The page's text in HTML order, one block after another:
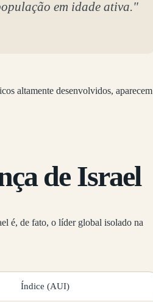
em idade ativa."
altamente desenvolvidos, aparecem
de Israel
é, de fato, o líder global isolado na
Índice (AUI)